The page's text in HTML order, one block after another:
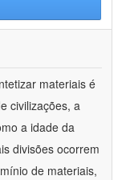
materiais é
civilizações, a
a idade da
divisões ocorrem
de materiais,